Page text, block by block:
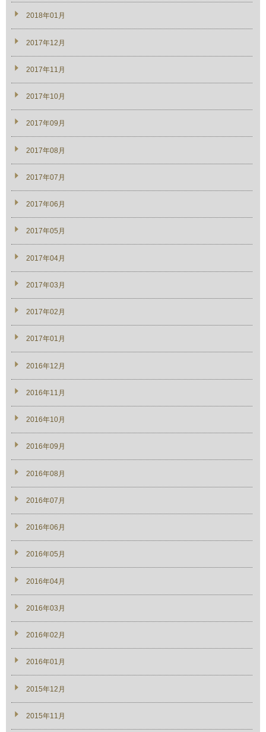
2018年01月
2017年12月
2017年11月
2017年10月
2017年09月
2017年08月
2017年07月
2017年06月
2017年05月
2017年04月
2017年03月
2017年02月
2017年01月
2016年12月
2016年11月
2016年10月
2016年09月
2016年08月
2016年07月
2016年06月
2016年05月
2016年04月
2016年03月
2016年02月
2016年01月
2015年12月
2015年11月